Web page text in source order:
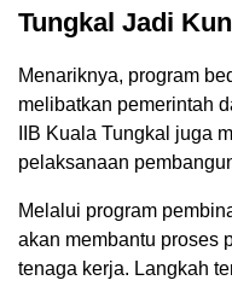
Tungkal Jadi
Menariknya, program
melibatkan pemerintah
IIB Kuala Tungkal juga
pelaksanaan
Melalui program
akan membantu proses
tenaga kerja. Langkah